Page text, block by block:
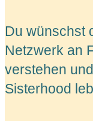
Du wünschst
Netzwerk an
verstehen
Sisterhood